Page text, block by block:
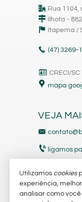
Rua 1104,
Ilhota -
Itapema /
(47) 3269-
CRECI/
mapa
VEJA
ligamos
Utilizamos cookies
experiência,
analisar como